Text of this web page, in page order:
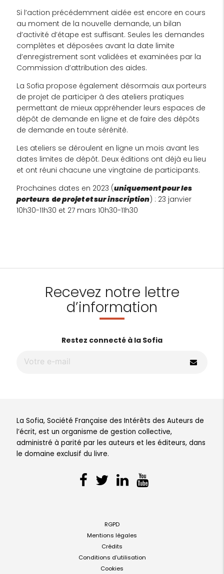
Si l’action précédemment aidée est encore en cours
au moment de la nouvelle demande, un bilan
d’activité d’étape est suffisant. Seules les demandes
complètes et déposées avant la date limite
d’enregistrement sont validées et examinées par la
Commission d’attribution des aides.
La Sofia propose également désormais aux porteurs
de projet de participer à des ateliers pratiques
permettant de mieux appréhender leurs espaces de
dépôt de demande en ligne et de faire des dépôts
de demande en toute sérénité.
Les ateliers se déroulent en ligne un mois avant les
dates limites de dépôt. Deux éditions ont déjà eu lieu
et ont réuni chacune une vingtaine de participants.
Prochaines dates en 2023 (uniquement pour les
porteurs de projet et sur inscription) : 23 janvier
10h30-11h30 et 27 mars 10h30-11h30
Recevez notre lettre
d’information
Restez connecté à la Sofia
La Sofia, Société Française des Intérêts des Auteurs de
l’écrit, est un organisme de gestion collective,
administré à parité par les auteurs et les éditeurs, dans
le domaine exclusif du livre.
RGPD
Mentions légales
Crédits
Conditions d’utilisation
Cookies